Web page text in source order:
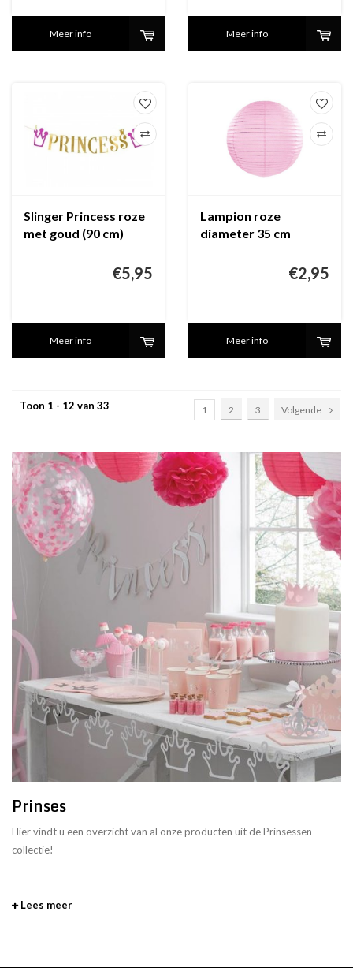
Meer info Meer info
Slinger Princess roze
met goud (90 cm)
€5,95
Meer info
Lampion roze
diameter 35 cm
€2,95
Meer info
Toon 1 - 12 van 33 1 2 3 Volgende
Prinses
Hier vindt u een overzicht van al onze producten uit de Prinsessen
collectie!
Lees meer